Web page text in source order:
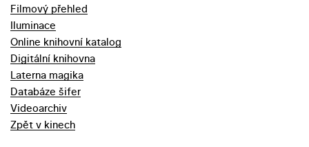
Filmový přehled
Iluminace
Online knihovní katalog
Digitální knihovna
Laterna magika
Databáze šifer
Videoarchiv
Zpět v kinech